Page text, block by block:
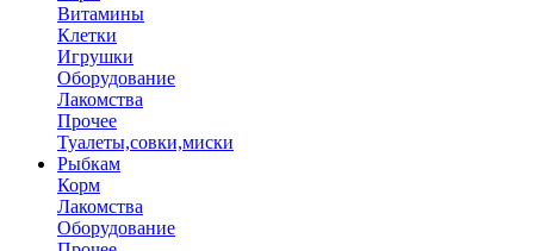
Витамины
Клетки
Игрушки
Оборудование
Лакомства
Прочее
Туалеты,совки,миски
Рыбкам
Корм
Лакомства
Оборудование